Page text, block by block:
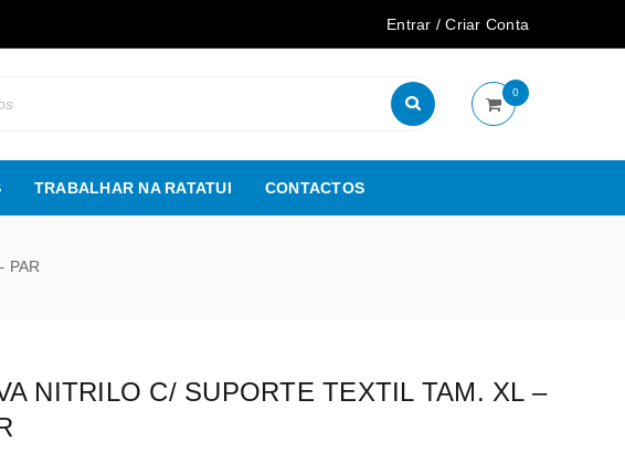
Entrar /Criar Conta
0
TRABALHAR NA RATATUI CONTACTOS
PAR
NITRILO C/ SUPORTE TEXTIL TAM. XL –